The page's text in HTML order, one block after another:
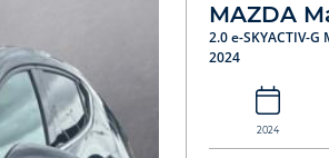
MAZDA
2.0 e-SKYACTIV-
2024
2024